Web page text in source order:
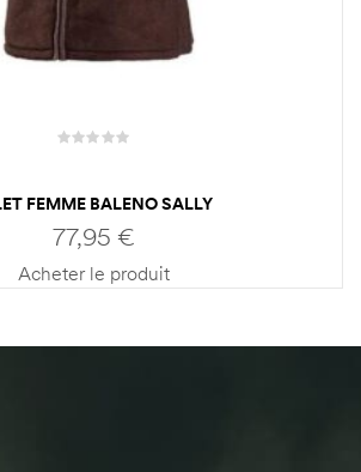
FEMME BALENO SALLY
77,95 €
Acheter le produit